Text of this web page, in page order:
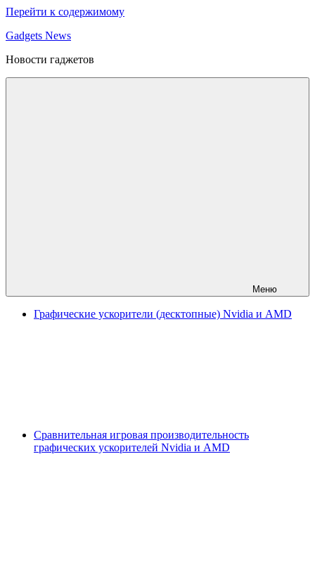
Перейти к содержимому
Gadgets News
Новости гаджетов
Меню
Графические ускорители (десктопные) Nvidia и AMD
Сравнительная игровая производительность
графических ускорителей Nvidia и AMD